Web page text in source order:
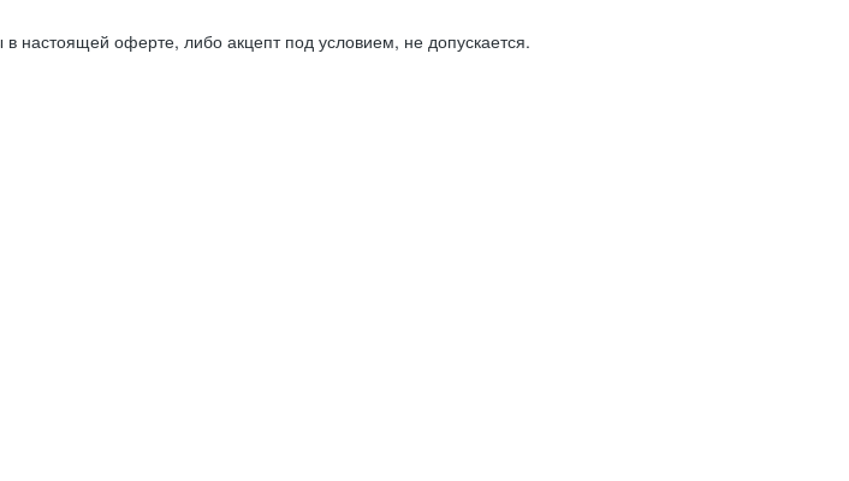
настоящей оферте, либо акцепт под условием, не допускается.